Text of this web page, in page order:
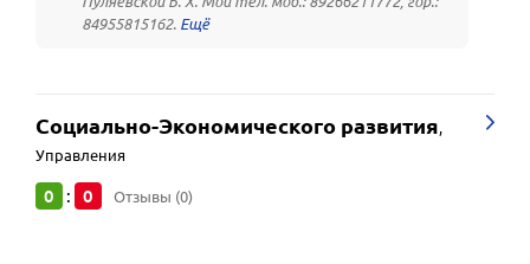
84955815162.
Социально-Экономического развития,
Управления
0 : 0 Отзывы (0)